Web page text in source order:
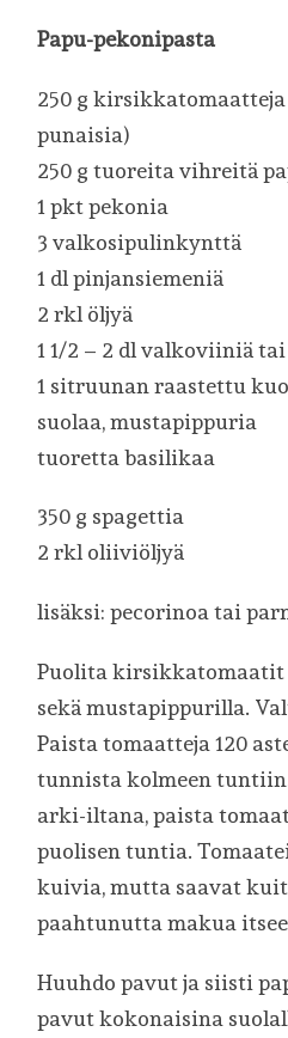
Papu-pekonipasta
250 g
punaisia)
250 g tuoreita vihreitä
1 pkt pekonia
3 valkosipulinkynttä
1 dl pinjansiemeniä
2 rkl öljyä
1 1/2 – 2 dl valkoviiniä
1 sitruunan raastettu
suolaa, mustapippuria
tuoretta basilikaa
350 g spagettia
2 rkl oliiviöljyä
lisäksi: pecorinoa tai
Puolita kirsikkatomaatit
sekä mustapippurilla.
Paista tomaatteja 120
tunnista kolmeen
arki-iltana, paista
puolisen tuntia.
kuivia, mutta saavat
paahtunutta makua
Huuhdo pavut ja siisti
pavut kokonaisina